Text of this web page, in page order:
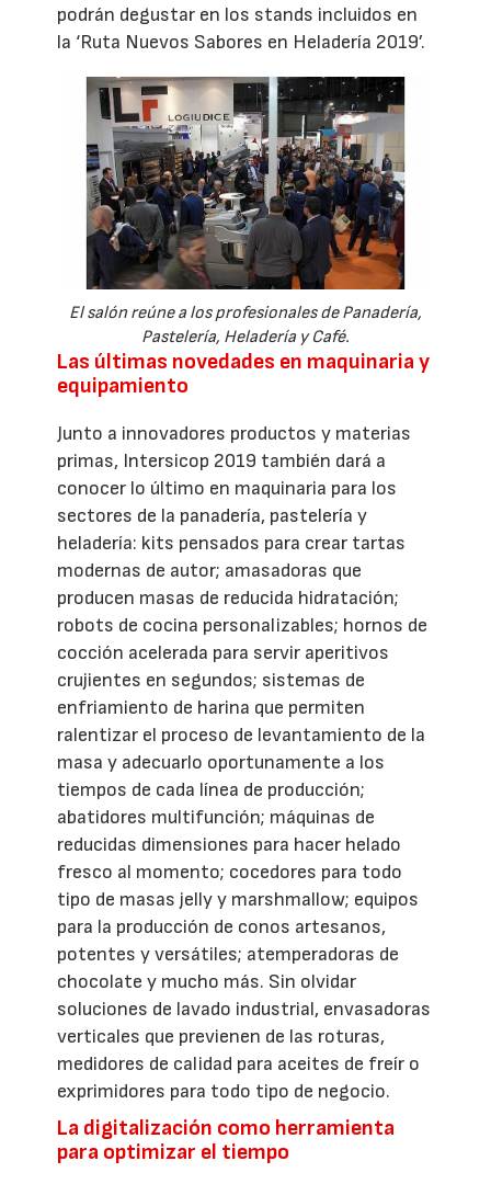
podrán degustar en los stands incluidos en
la ‘Ruta Nuevos Sabores en Heladería 2019’.
El salón reúne a los profesionales de Panadería,
Pastelería, Heladería y Café.
Las últimas novedades en maquinaria y
equipamiento
Junto a innovadores productos y materias
primas, Intersicop 2019 también dará a
conocer lo último en maquinaria para los
sectores de la panadería, pastelería y
heladería: kits pensados para crear tartas
modernas de autor; amasadoras que
producen masas de reducida hidratación;
robots de cocina personalizables; hornos de
cocción acelerada para servir aperitivos
crujientes en segundos; sistemas de
enfriamiento de harina que permiten
ralentizar el proceso de levantamiento de la
masa y adecuarlo oportunamente a los
tiempos de cada línea de producción;
abatidores multifunción; máquinas de
reducidas dimensiones para hacer helado
fresco al momento; cocedores para todo
tipo de masas jelly y marshmallow; equipos
para la producción de conos artesanos,
potentes y versátiles; atemperadoras de
chocolate y mucho más. Sin olvidar
soluciones de lavado industrial, envasadoras
verticales que previenen de las roturas,
medidores de calidad para aceites de freír o
exprimidores para todo tipo de negocio.
La digitalización como herramienta
para optimizar el tiempo